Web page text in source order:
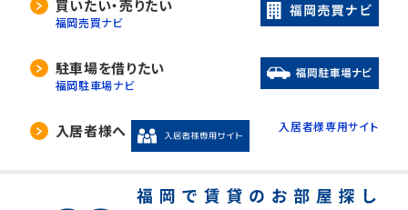
買いたい・売りたい
福岡売買ナビ
駐車場を借りたい
福岡駐車場ナビ
入居者様へ 入居者様専用サイト